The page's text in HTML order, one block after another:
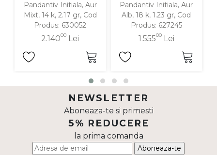
Pandantiv Initiala, Aur
Mixt, 14 k, 2.17 gr, Cod
Produs: 630052
2.14000 Lei
Pandantiv Initiala, Aur
Alb, 18 k, 1.23 gr, Cod
Produs: 627245
1.55500Lei
NEWSLETTER
Aboneaza-te si primesti
5% REDUCERE
la prima comanda
Aboneaza-te